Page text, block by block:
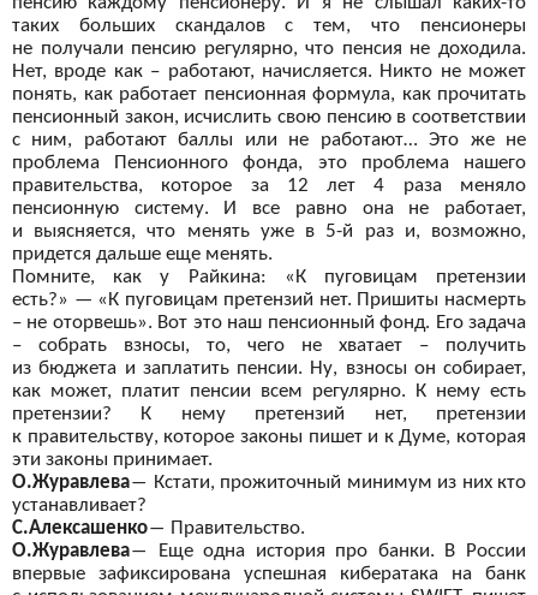
таких больших скандалов с
тем, что пенсионеры
не получали пенсию регулярно, что пенсия не доходила.
Нет, вроде как – работают, начисляется. Никто не может
понять, как работает пенсионная формула, как прочитать
пенсионный закон, исчислить свою пенсию в соответствии
с ним, работают баллы или не работают… Это же
не
проблема Пенсионного фонда, это проблема нашего
правительства, которое за
12 лет 4 раза меняло
пенсионную систему. И
все равно она не
работает,
и
выясняется, что менять уже в 5-й раз и, возможно,
придется дальше еще менять.
Помните, как у
Райкина: «К пуговицам претензии
есть?» — «К пуговицам претензий нет. Пришиты насмерть
– не оторвешь». Вот это наш пенсионный фонд. Его задача
– собрать взносы, то, чего не
хватает – получить
из бюджета и заплатить пенсии. Ну, взносы он собирает,
как может, платит пенсии всем регулярно. К нему есть
претензии? К
нему претензий нет, претензии
к правительству, которое законы пишет и к Думе, которая
эти законы принимает.
О.Журавлева― Кстати, прожиточный минимум из них кто
устанавливает?
С.Алексашенко― Правительство.
О.Журавлева― Еще одна история про банки. В
России
впервые зафиксирована успешная кибератака на
банк